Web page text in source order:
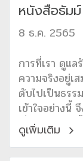
หนังสือธัมม์
8 ธ.ค. 2565
การที่เรา ดูแ
ความจริงอยู่เ
ดับไปเป็นธรร
เข้าใจอย่างนี้
เรื่องราวเหล่
เพียง กาย กับ ใจ จิตที่หลุดพ้นจากกายและใจ จึงหลุด
พ้นจากโลกนี้เ
ดูเพิ่มเติม